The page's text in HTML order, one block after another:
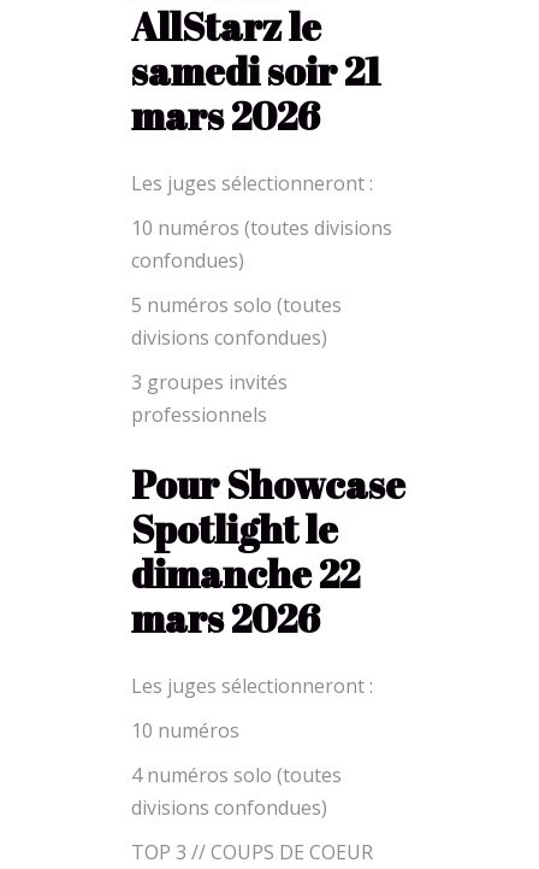
AllStarz le
samedi soir 21
mars 2026
Les juges sélectionneront :
10 numéros (toutes divisions
confondues)
5 numéros solo (toutes
divisions confondues)
3 groupes invités
professionnels
Pour Showcase
Spotlight le
dimanche 22
mars 2026
Les juges sélectionneront :
10 numéros
4 numéros solo (toutes
divisions confondues)
TOP 3 // COUPS DE COEUR